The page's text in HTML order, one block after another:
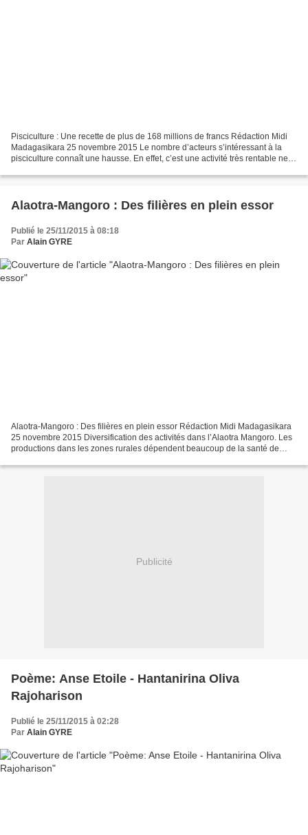
Pisciculture : Une recette de plus de 168 millions de francs Rédaction Midi
Madagasikara 25 novembre 2015 Le nombre d’acteurs s’intéressant à la
pisciculture connaît une hausse. En effet, c’est une activité très rentable ne
Alaotra-Mangoro : Des filières en plein essor
Publié le 25/11/2015 à 08:18
Par Alain GYRE
Alaotra-Mangoro : Des filières en plein essor Rédaction Midi Madagasikara
25 novembre 2015 Diversification des activités dans l’Alaotra Mangoro. Les
productions dans les zones rurales dépendent beaucoup de la santé de
Publicité
Poème: Anse Etoile - Hantanirina Oliva
Rajoharison
Publié le 25/11/2015 à 02:28
Par Alain GYRE